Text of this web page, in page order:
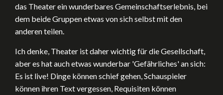
das Theater ein wunderbares Gemeinschaftserlebnis, bei
dem beide Gruppen etwas von sich selbst mit den
anderen teilen.
Ich denke, Theater ist daher wichtig für die Gesellschaft,
aber es hat auch etwas wunderbar 'Gefährliches' an sich:
Es ist live! Dinge können schief gehen, Schauspieler
können ihren Text vergessen, Requisiten können